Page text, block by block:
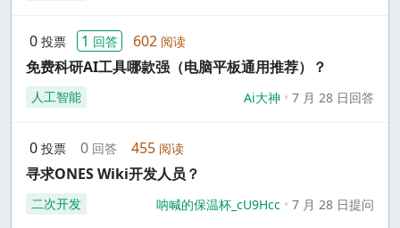
0 投票 1 回答 602 阅读
免费科研AI工具哪款强（电脑平板通用推荐）？
人工智能 Ai大神 7 月 28 日回答
0 投票 0 回答 455 阅读
寻求ONES Wiki开发人员？
二次开发 呐喊的保温杯_cU9Hcc 7 月 28 日提问